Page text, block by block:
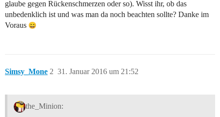
glaube gegen Rückenschmerzen oder so). Wisst ihr, ob das
unbedenklich ist und was man da noch beachten sollte? Danke im
Voraus
Simsy_Mone 31. Januar 2016 um 21:52
2
the_Minion: